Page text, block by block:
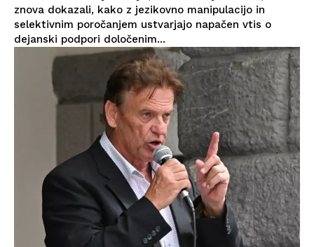
znova dokazali, kako z jezikovno manipulacijo in
selektivnim poročanjem ustvarjajo napačen vtis o
dejanski podpori določenim...